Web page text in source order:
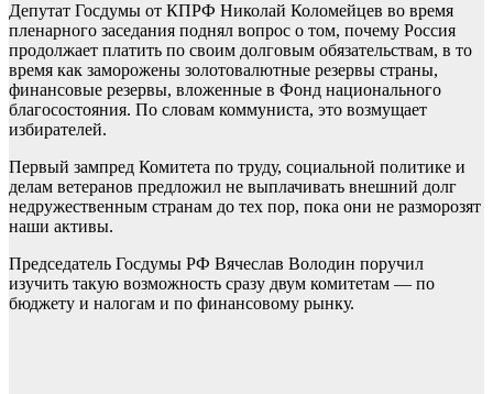
Депутат Госдумы от КПРФ Николай Коломейцев во время
пленарного заседания поднял вопрос о том, почему Россия
продолжает платить по своим долговым обязательствам, в то
время как заморожены золотовалютные резервы страны,
финансовые резервы, вложенные в Фонд национального
благосостояния. По словам коммуниста, это возмущает
избирателей.
Первый зампред Комитета по труду, социальной политике и
делам ветеранов предложил не выплачивать внешний долг
недружественным странам до тех пор, пока они не разморозят
наши активы.
Председатель Госдумы РФ Вячеслав Володин поручил
изучить такую возможность сразу двум комитетам — по
бюджету и налогам и по финансовому рынку.